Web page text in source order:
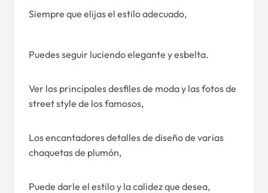
Siempre que elijas el estilo adecuado,
Puedes seguir luciendo elegante y esbelta.
Ver los principales desfiles de moda y las fotos de
street style de los famosos,
Los encantadores detalles de diseño de varias
chaquetas de plumón,
Puede darle el estilo y la calidez que desea,